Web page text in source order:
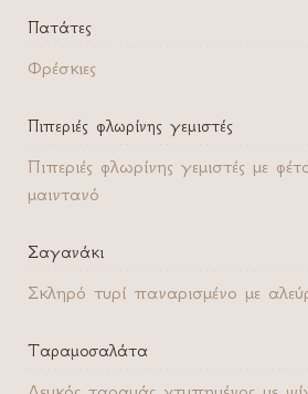
Πατάτες
Φρέσκιες
Πιπεριές φλωρίνης γεμιστές
Πιπεριές φλωρίνης γεμιστές με
μαιντανό
Σαγανάκι
Σκληρό τυρί παναρισμένο με
Ταραμοσαλάτα